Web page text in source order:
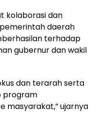
kolaborasi dan
daerah
terhadap
gubernur dan wakil
dan terarah serta
program
masyarakat,” ujarnya